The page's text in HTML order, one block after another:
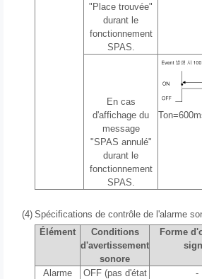
"Place trouvée"
durant le
fonctionnement
SPAS.
En cas
d'affichage du
message
"SPAS annulé"
durant le
fonctionnement
SPAS.
(4) Spécifications de contrôle de l'alarme
Élément
Conditions
d'avertissement
sonore
Forme
Alarme
OFF (pas d'état
-